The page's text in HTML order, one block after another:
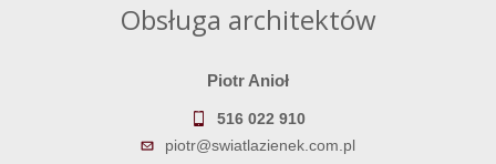
Obsługa architektów
Piotr Anioł
516 022 910
piotr@swiatlazienek.com.pl